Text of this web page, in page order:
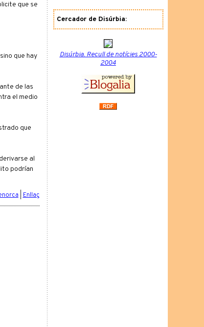
que se
que hay
de las
el medio
que
al
podrían
Enllaç
Cercador de Disúrbia:
Disúrbia. Recull de notícies 2000-
2004